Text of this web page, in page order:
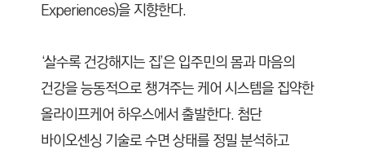
Experiences)을 지향한다.
‘살수록 건강해지는 집’은 입주민의 몸과 마음의
건강을 능동적으로 챙겨주는 케어 시스템을 집약한
올라이프케어 하우스에서 출발한다. 첨단
바이오센싱 기술로 수면 상태를 정밀 분석하고